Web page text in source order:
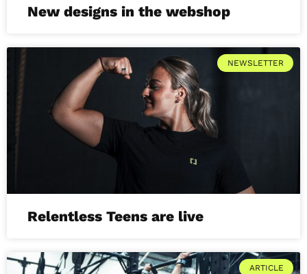
New designs in the webshop
NEWSLETTER
Relentless Teens are live
ARTICLE